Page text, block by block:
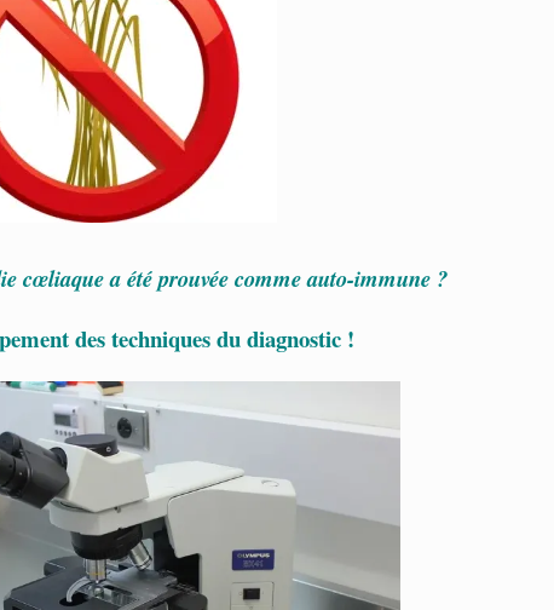
cœliaque a été prouvée comme auto-immune ?
des techniques du diagnostic !